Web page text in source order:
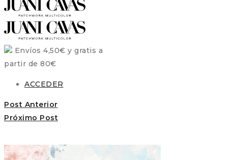
Envíos 4,50€ y gratis a
partir de 80€
ACCEDER
Post Anterior
Próximo Post